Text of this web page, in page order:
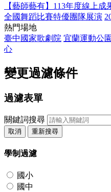
【藝師藝有】113年度線上成
全國舞蹈比賽特優團隊展演
熱門場地
臺中國家歌劇院 宜蘭運動公
心
變更過濾條件
過濾表單
關鍵詞搜尋
取消 重新搜尋
學制過濾
國小
國中